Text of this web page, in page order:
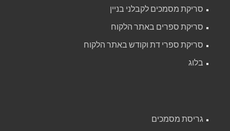
סריקת מסמכים לקבלני בניין
סריקת ספרים באתר הלקוח
סריקת ספרי דת וקודש באתר הלקוח
בלוג
גריסת מסמכים